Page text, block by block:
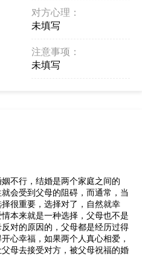
对方心理：
未填写
注意事项：
未填写
行，结婚是两个家庭之间的
会受到父母的阻碍，而通常，当
很重要，选择对了，自然就幸
本来就是一种选择，父母也不是
对的原因的，父母都是经历过得
心幸福，如果两个人真心相爱，
母去接受对方，被父母祝福的婚